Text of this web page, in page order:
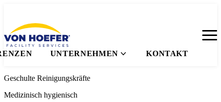
UNTERNEHMEN KONTAKT
Geschulte Reinigungskräfte
Medizinisch hygienisch